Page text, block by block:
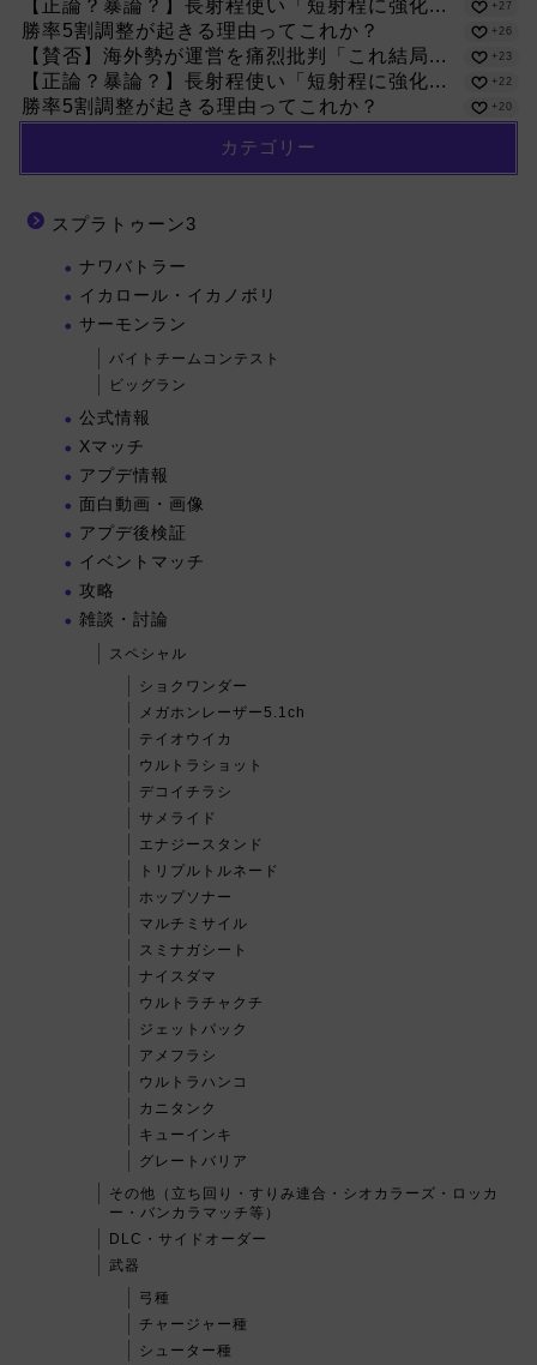
【正論？暴論？】長射程使い「短射程に強化... +27
勝率5割調整が起きる理由ってこれか？ +26
【賛否】海外勢が運営を痛烈批判「これ結局... +23
【正論？暴論？】長射程使い「短射程に強化... +22
勝率5割調整が起きる理由ってこれか？ +20
カテゴリー
スプラトゥーン3
ナワバトラー
イカロール・イカノボリ
サーモンラン
バイトチームコンテスト
ビッグラン
公式情報
Xマッチ
アプデ情報
面白動画・画像
アプデ後検証
イベントマッチ
攻略
雑談・討論
スペシャル
ショクワンダー
メガホンレーザー5.1ch
テイオウイカ
ウルトラショット
デコイチラシ
サメライド
エナジースタンド
トリプルトルネード
ホップソナー
マルチミサイル
スミナガシート
ナイスダマ
ウルトラチャクチ
ジェットパック
アメフラシ
ウルトラハンコ
カニタンク
キューインキ
グレートバリア
その他（立ち回り・すりみ連合・シオカラーズ・ロッカ
ー・バンカラマッチ等）
DLC・サイドオーダー
武器
弓種
チャージャー種
シューター種